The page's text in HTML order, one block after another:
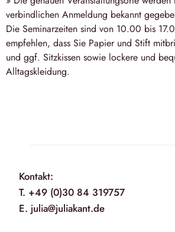
verbindlichen Anmeldung bekannt
Die Seminarzeiten sind von 10.00 bis
empfehlen, dass Sie Papier und Stift
und ggf. Sitzkissen sowie lockere und
Alltagskleidung.
Kontakt:
T. +49 (0)30 84 319757
E. julia@juliakant.de